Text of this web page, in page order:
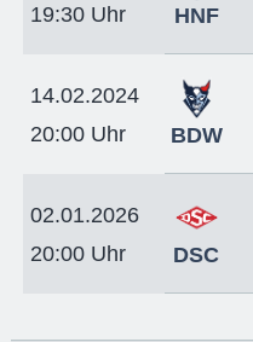
19:30 Uhr
HNF
14.02.2024
20:00 Uhr
BDW
02.01.2026
20:00 Uhr
DSC